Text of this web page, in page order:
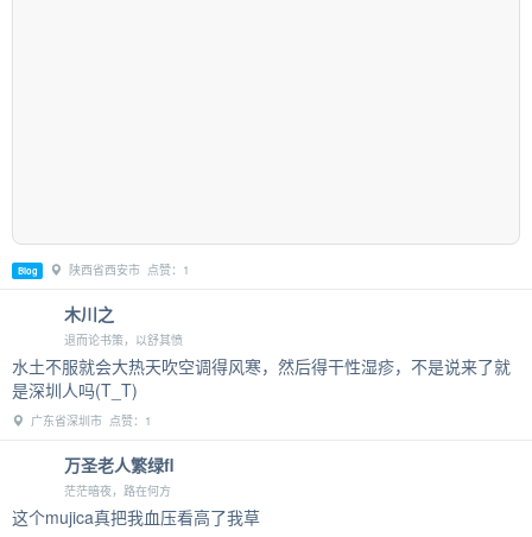
Blog 陕西省西安市 点赞：1
木川之
退而论书策，以舒其愤
水土不服就会大热天吹空调得风寒，然后得干性湿疹，不是说来了就
是深圳人吗(T_T)
广东省深圳市 点赞：1
万圣老人繁绿fl
茫茫暗夜，路在何方
这个mujica真把我血压看高了我草